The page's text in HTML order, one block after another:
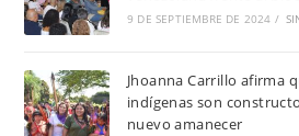
9 DE SEPTIEMBRE DE 2024 /
Jhoanna Carrillo afirma
indígenas son
nuevo amanecer